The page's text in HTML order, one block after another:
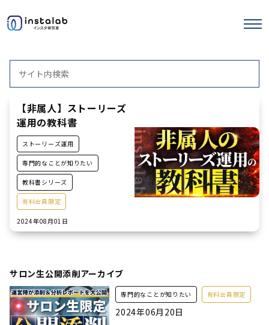
【非属人】ストーリーズ
運用の教科書
ストーリーズ運用
専門的なことが知りたい
教科書シリーズ
有料会員限定
2024年08月01日
サロン生公開添削アーカイブ
専門的なことが知りたい 有料会員限定
2024年06月20日